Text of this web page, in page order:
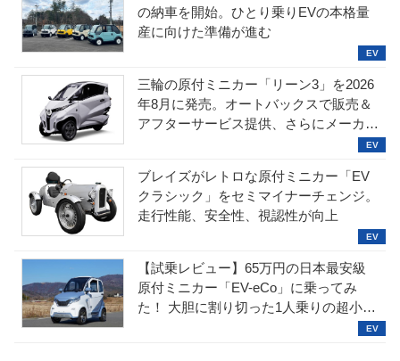
の納車を開始。ひとり乗りEVの本格量
産に向けた準備が進む
三輪の原付ミニカー「リーン3」を2026
年8月に発売。オートバックスで販売＆
アフターサービス提供、さらにメーカー
ブレイズがレトロな原付ミニカー「EV
クラシック」をセミマイナーチェンジ。
走行性能、安全性、視認性が向上
【試乗レビュー】65万円の日本最安級
原付ミニカー「EV-eCo」に乗ってみ
た！ 大胆に割り切った1人乗りの超小型